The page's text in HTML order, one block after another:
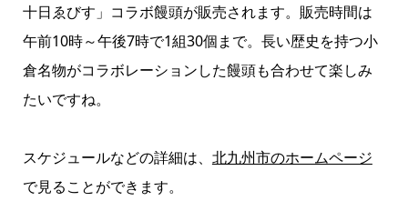
十日ゑびす」コラボ饅頭が販売されます。販売時間は
午前10時～午後7時で1組30個まで。長い歴史を持つ小
倉名物がコラボレーションした饅頭も合わせて楽しみ
たいですね。
スケジュールなどの詳細は、 北九州市のホームページ
で見ることができます。